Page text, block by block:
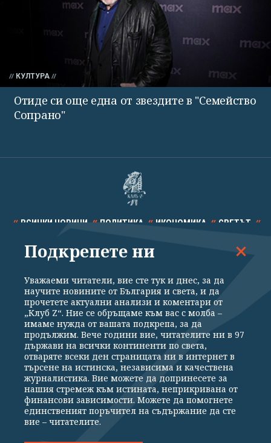
КУЛТУРА
Отиде си още една от звездите в "Семейство
Сопрано"
ВСИЧКИ НОВИНИ ПОЛИТИКА ИКОНОМИКА СВЕТЪТ
СПОРТ КУЛТУРА ТЕХНОЛОГИИ КАЛЕЙДОСКОП
Общи условия
Политика за поверителност
Реклама
Партньори Контакти
За Клуб Z
Екип
Подкрепете ни
Издател на www.clubz.bg е „Клуб Зебра Медия“ ЕООД, София, ул. "Алеко
Константинов" 3. Всички права запазени 2026 „Клуб Зебра Медия“
Подкрепете ни
Уважаеми читатели, вие сте тук и днес, за да
научите новините от България и света, и да
прочетете актуални анализи и коментари от
„Клуб Z“. Ние се обръщаме към вас с молба –
имаме нужда от вашата подкрепа, за да
продължим. Вече години вие, читателите ни в 97
държави на всички континенти по света,
отваряте всеки ден страницата ни в интернет в
търсене на истинска, независима и качествена
журналистика. Вие можете да допринесете за
нашия стремеж към истината, неприкривана от
финансови зависимости. Можете да помогнете
единственият поръчител на съдържание да сте
вие – читателите.